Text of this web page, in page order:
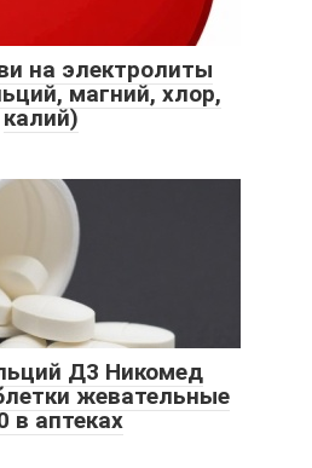
на электролиты
магний, хлор,
калий)
Д3 Никомед
жевательные
в аптеках